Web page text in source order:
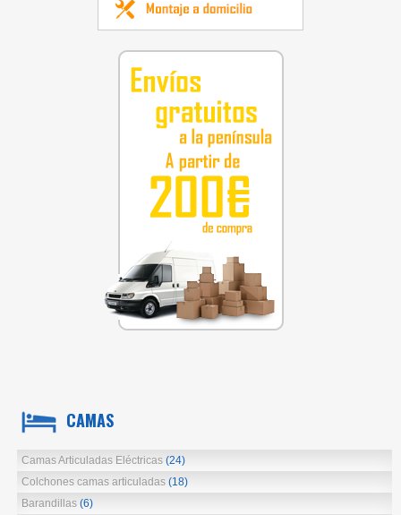
CAMAS
Camas Articuladas Eléctricas (24)
Colchones camas articuladas (18)
Barandillas (6)